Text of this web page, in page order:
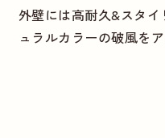
外壁には高耐久&スタ
ュラルカラーの破風をア